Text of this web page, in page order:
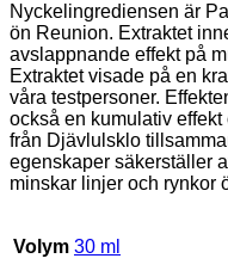
Nyckelingrediensen är
ön Reunion. Extraktet
avslappnande effekt på
Extraktet visade på en
våra testpersoner.
också en kumulativ
från Djävlulsklo
egenskaper säkerställer
minskar linjer och rynkor
Volym 30 ml